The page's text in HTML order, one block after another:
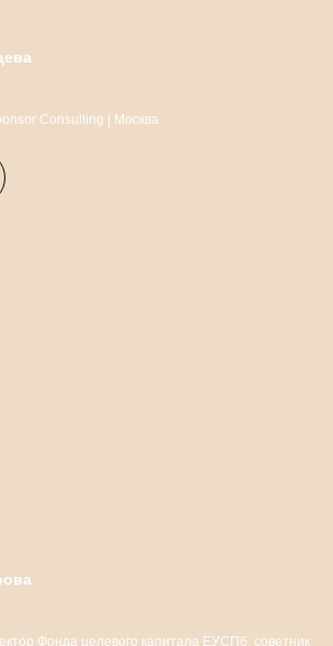
Consulting | Москва
Фонда целевого капитала ЕУСПб, советник